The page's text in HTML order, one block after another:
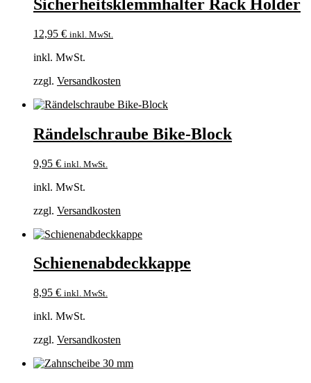
Sicherheitsklemmhalter Rack Holder
12,95 € inkl. MwSt.
inkl. MwSt.
zzgl. Versandkosten
Rändelschraube Bike-Block
9,95 € inkl. MwSt.
inkl. MwSt.
zzgl. Versandkosten
Schienenabdeckkappe
8,95 € inkl. MwSt.
inkl. MwSt.
zzgl. Versandkosten